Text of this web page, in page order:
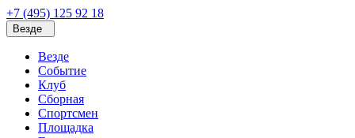
+7 (495) 125 92 18
Везде
Везде
Событие
Клуб
Сборная
Спортсмен
Площадка